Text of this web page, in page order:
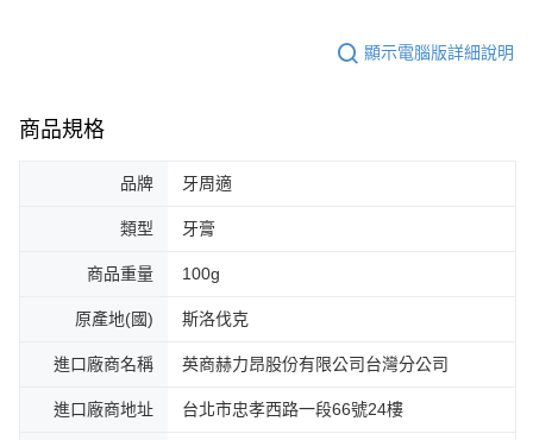
顯示電腦版詳細說明
商品規格
品牌 牙周適
類型 牙膏
商品重量 100g
原產地(國) 斯洛伐克
進口廠商名稱 英商赫力昂股份有限公司台灣分公司
進口廠商地址 台北市忠孝西路一段66號24樓